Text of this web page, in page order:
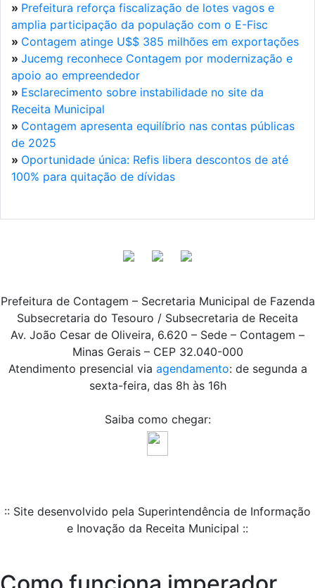
» Prefeitura reforça fiscalização de lotes vagos e
amplia participação da população com o E-Fisc
» Contagem atinge U$$ 385 milhões em exportações
» Jucemg reconhece Contagem por modernização e
apoio ao empreendedor
» Esclarecimento sobre instabilidade no site da
Receita Municipal
» Contagem apresenta equilíbrio nas contas públicas
de 2025
» Oportunidade única: Refis libera descontos de até
100% para quitação de dívidas
Prefeitura de Contagem – Secretaria Municipal de Fazenda
Subsecretaria do Tesouro / Subsecretaria de Receita
Av. João Cesar de Oliveira, 6.620 – Sede – Contagem –
Minas Gerais – CEP 32.040-000
Atendimento presencial via agendamento: de segunda a
sexta-feira, das 8h às 16h
Saiba como chegar:
:: Site desenvolvido pela Superintendência de Informação
e Inovação da Receita Municipal ::